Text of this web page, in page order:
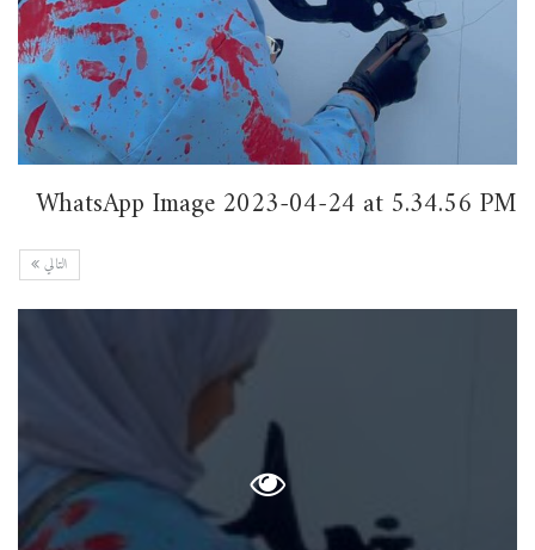
WhatsApp Image 2023-04-24 at 5.34.56 PM
التالي